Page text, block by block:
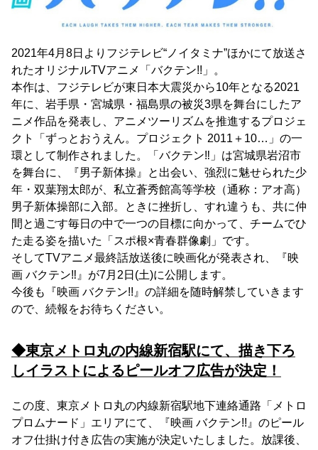
2021年4月8日よりフジテレビ“ノイタミナ”ほかにて放送さ
れたオリジナルTVアニメ「バクテン!!」。
本作は、フジテレビが東日本大震災から10年となる2021
年に、岩手県・宮城県・福島県の被災3県を舞台にしたア
ニメ作品を発表し、アニメツーリズムを推進するプロジェ
クト「ずっとおうえん。プロジェクト 2011＋10…」の一
環として制作されました。「バクテン‼」は宮城県岩沼市
を舞台に、『男子新体操』と出会い、強烈に魅せられた少
年・双葉翔太郎が、私立蒼秀館高等学校（通称：アオ高）
男子新体操部に入部。ときに挫折し、すれ違うも、共に仲
間と過ごす毎日の中で一つの目標に向かって、チームでひ
た走る姿を描いた「スポ根×青春群像劇」です。
そしてTVアニメ最終話放送後に映画化が発表され、『映
画 バクテン‼』が7月2日(土)に公開します。
今後も『映画 バクテン!!』の詳細を随時解禁していきます
ので、続報をお待ちください。
◆東京メトロ丸の内線新宿駅にて、描き下ろ
しイラストによるピールオフ広告が決定！
この度、東京メトロ丸の内線新宿駅地下連絡通路「メトロ
プロムナード」エリアにて、『映画 バクテン!!』のピール
オフ仕掛け付き広告の実施が決定いたしました。放課後、